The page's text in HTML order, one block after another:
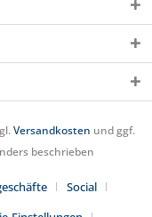
Versandkosten und ggf.
beschrieben
Social